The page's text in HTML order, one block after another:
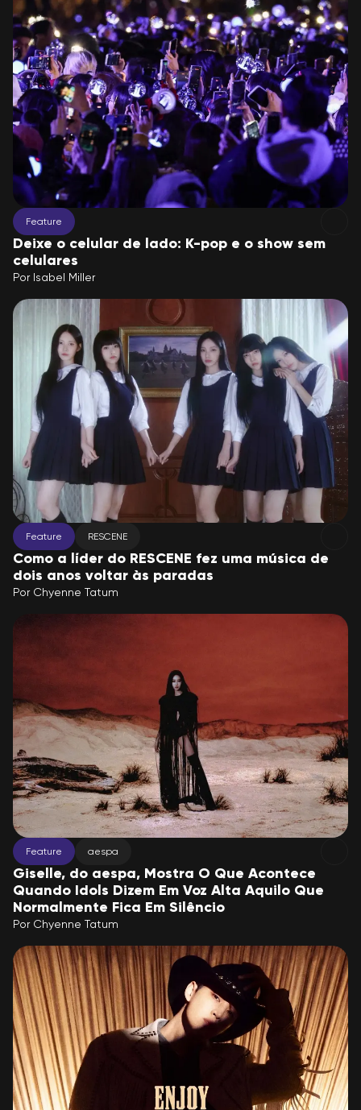
Feature
Deixe o celular de lado: K-pop e o show sem
celulares
Por Isabel Miller
Feature RESCENE
Como a líder do RESCENE fez uma música de
dois anos voltar às paradas
Por Chyenne Tatum
Feature aespa
Giselle, do aespa, Mostra O Que Acontece
Quando Idols Dizem Em Voz Alta Aquilo Que
Normalmente Fica Em Silêncio
Por Chyenne Tatum